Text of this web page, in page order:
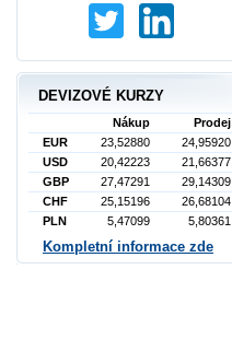
DEVIZOVÉ KURZY
Nákup
Prodej
EUR
23,52880
24,95920
USD
20,42223
21,66377
GBP
27,47291
29,14309
CHF
25,15196
26,68104
PLN
5,47099 5,80361
Kompletní informace zde